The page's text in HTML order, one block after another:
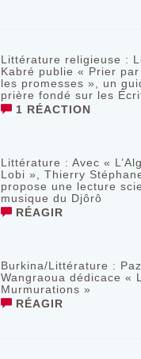
Littérature religieuse :
Kabré publie « Prier
les promesses », un
prière fondé sur les
1 RÉACTION
Littérature : Avec «
Lobi », Thierry
propose une lecture
musique du Djôrô
RÉAGIR
Burkina/Littérature :
Wangraoua dédicace «
Murmurations »
RÉAGIR